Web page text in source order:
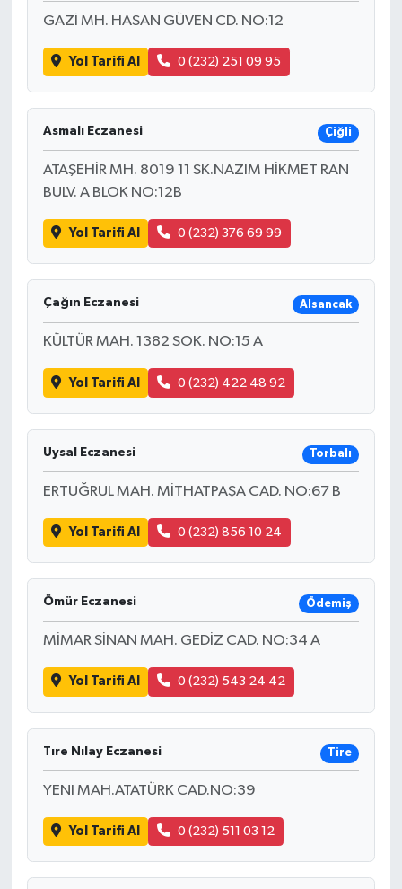
GAZİ MH. HASAN GÜVEN CD. NO:12
Yol Tarifi Al 0 (232) 251 09 95
Asmalı Eczanesi Çiğli
ATAŞEHİR MH. 8019 11 SK.NAZIM HİKMET RAN
BULV. A BLOK NO:12B
Yol Tarifi Al 0 (232) 376 69 99
Çağın Eczanesi Alsancak
KÜLTÜR MAH. 1382 SOK. NO:15 A
Yol Tarifi Al 0 (232) 422 48 92
Uysal Eczanesi Torbalı
ERTUĞRUL MAH. MİTHATPAŞA CAD. NO:67 B
Yol Tarifi Al 0 (232) 856 10 24
Ömür Eczanesi Ödemiş
MİMAR SİNAN MAH. GEDİZ CAD. NO:34 A
Yol Tarifi Al 0 (232) 543 24 42
Tıre Nılay Eczanesi Tire
YENI MAH.ATATÜRK CAD.NO:39
Yol Tarifi Al 0 (232) 511 03 12